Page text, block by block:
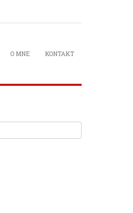
O MNE KONTAKT